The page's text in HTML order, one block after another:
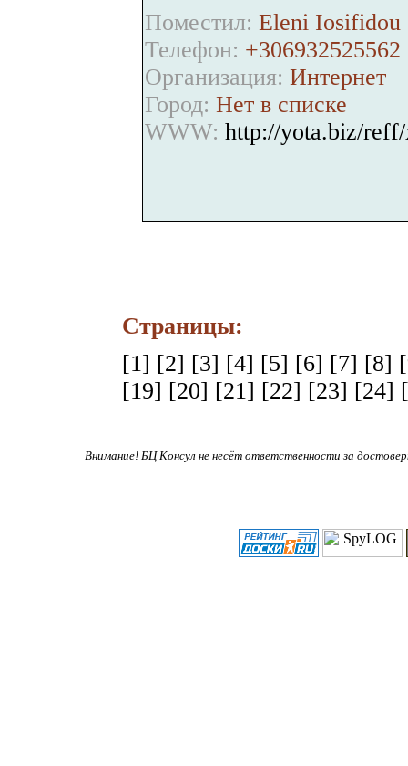
Поместил: Eleni Iosifidou
Телефон: +306932525562
Организация: Интернет
Город: Нет в списке
WWW: http://yota.biz/
Страницы:
[1] [2] [3] [4] [5] [6] [7] [8]
[19] [20] [21] [22] [23] [24]
Внимание! БЦ Консул не несёт ответственности за